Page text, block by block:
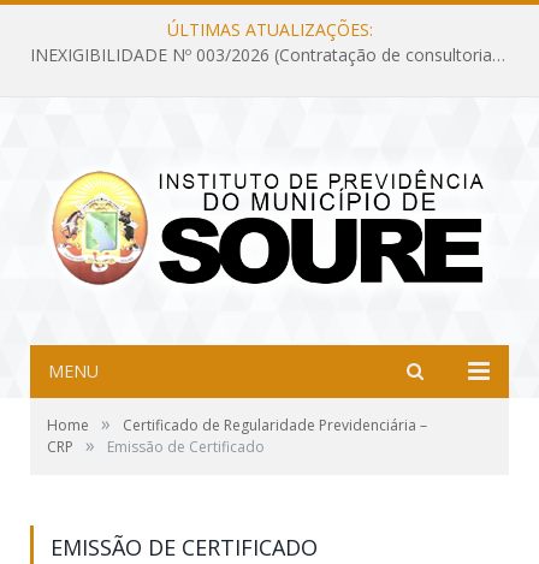
ÚLTIMAS ATUALIZAÇÕES:
INEXIGIBILIDADE Nº 003/2026 (Contratação de consultoria previdenciária com finalidade de obtenção do CRP, confecção dos demonstrativos previdenciários DAIR, DIPR e DPIN, preparar e alimentar o CADPREV, em atendimento às demandas do Instituto de Previdência dos Servidores do Município de Soure – IPSMS, por um período de 10 (dez) meses)
MENU
Home »
Certificado de Regularidade Previdenciária –
CRP
» Emissão de Certificado
EMISSÃO DE CERTIFICADO